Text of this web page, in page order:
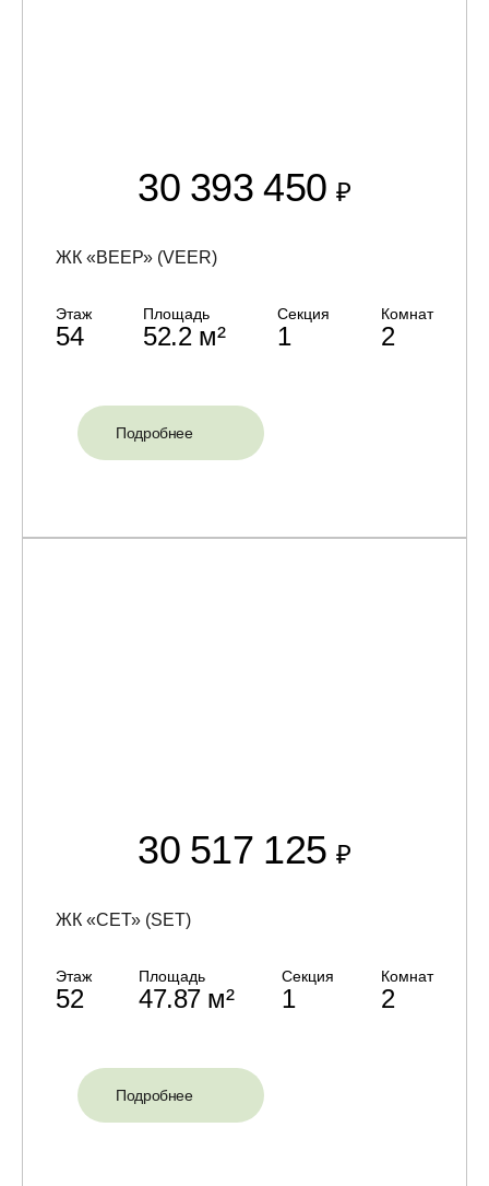
30 393 450₽
ЖК «ВЕЕР» (VEER)
Этаж
54
Площадь
52.2 м²
Секция
1
Комнат
2
Подробнее
30 517 125₽
ЖК «СЕТ» (SET)
Этаж
52
Площадь
47.87 м²
Секция
1
Комнат
2
Подробнее